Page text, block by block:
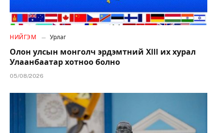
НИЙГЭМ Урлаг
Олон улсын монголч эрдэмтний XIII их хурал
Улаанбаатар хотноо болно
05/08/2026